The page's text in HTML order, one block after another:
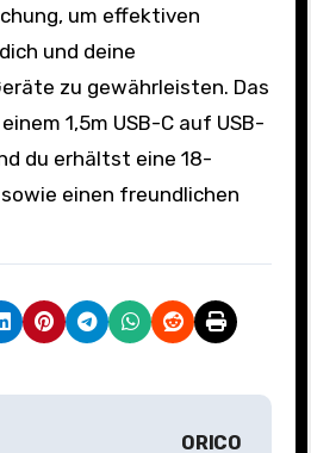
um effektiven
und deine
zu gewährleisten. Das
1,5m USB-C auf USB-
du erhältst eine 18-
einen freundlichen
ORICO